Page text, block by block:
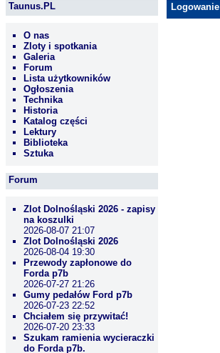
Taunus.PL
O nas
Zloty i spotkania
Galeria
Forum
Lista użytkowników
Ogłoszenia
Technika
Historia
Katalog części
Lektury
Biblioteka
Sztuka
Forum
Zlot Dolnośląski 2026 - zapisy
na koszulki
2026-08-07 21:07
Zlot Dolnośląski 2026
2026-08-04 19:30
Przewody zapłonowe do
Forda p7b
2026-07-27 21:26
Gumy pedałów Ford p7b
2026-07-23 22:52
Chciałem się przywitać!
2026-07-20 23:33
Szukam ramienia wycieraczki
do Forda p7b.
Logowanie